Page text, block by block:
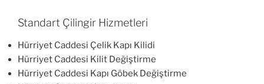
Standart Çilingir Hizmetleri
Hürriyet Caddesi Çelik Kapı Kilidi
Hürriyet Caddesi Kilit Değiştirme
Hürriyet Caddesi Kapı Göbek Değiştirme